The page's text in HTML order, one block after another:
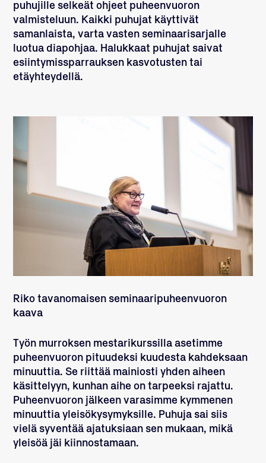
puhujille selkeät ohjeet puheenvuoron
valmisteluun. Kaikki puhujat käyttivät
samanlaista, varta vasten seminaarisarjalle
luotua diapohjaa. Halukkaat puhujat saivat
esiintymissparrauksen kasvotusten tai
etäyhteydellä.
Riko tavanomaisen seminaaripuheenvuoron
kaava
Työn murroksen mestarikurssilla asetimme
puheenvuoron pituudeksi kuudesta kahdeksaan
minuuttia. Se riittää mainiosti yhden aiheen
käsittelyyn, kunhan aihe on tarpeeksi rajattu.
Puheenvuoron jälkeen varasimme kymmenen
minuuttia yleisökysymyksille. Puhuja sai siis
vielä syventää ajatuksiaan sen mukaan, mikä
yleisöä jäi kiinnostamaan.